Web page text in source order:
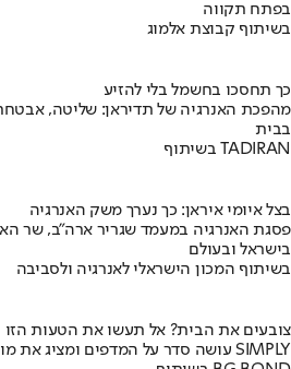
בפתח תקווה
בשיתוף קבוצת אלמוג
כך תחסכו בחשמל בלי להזיע
מהפכת האנרגיה של תדיראן: שליטה,
בבית
בשיתוף TADIRAN
בצל איומי איראן: כך נערך משק האנרגיה
פסגת האנרגיה במעמד שגריר ארה"ב, שר
בישראל ובעולם
בשיתוף המכון הישראלי לאנרגיה ולסביבה
צובעים את הבית? אל תעשו את הטעות הזו
מומחה BG BOND עושה סדר על המדפים ומציג את מותג הצבע SIMPLY